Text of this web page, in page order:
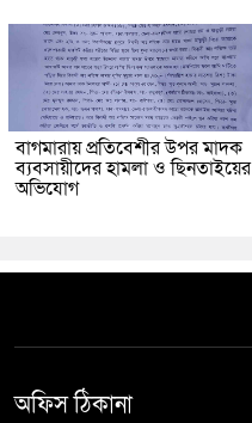
বাগমারায় প্রতিবেশীর উপর মাদক
ব্যবসায়ীদের হামলা ও ছিনতাইয়ের
অভিযোগ
অফিস ঠিকানা